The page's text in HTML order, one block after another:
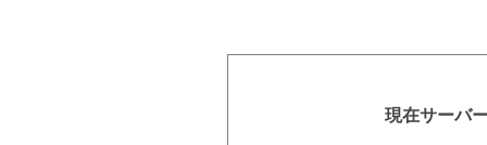
現在サーバ